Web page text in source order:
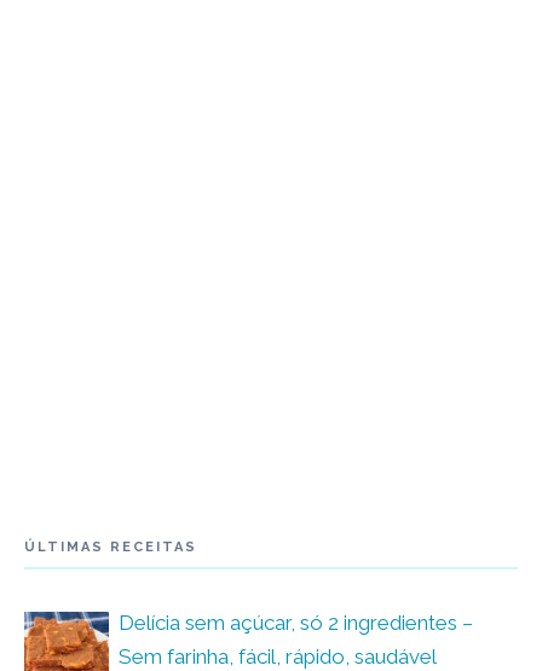
ÚLTIMAS RECEITAS
Delícia sem açúcar, só 2 ingredientes –
Sem farinha, fácil, rápido, saudável